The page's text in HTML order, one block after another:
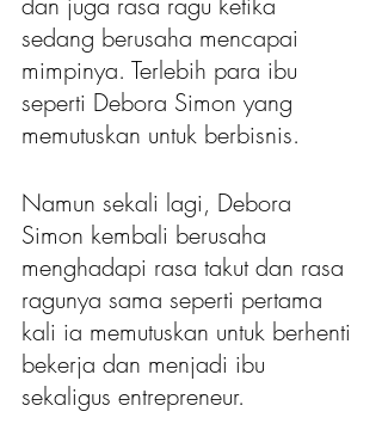
sedang berusaha mencapai
mimpinya. Terlebih para ibu
seperti Debora Simon yang
memutuskan untuk berbisnis.
Namun sekali lagi, Debora
Simon kembali berusaha
menghadapi rasa takut dan rasa
ragunya sama seperti pertama
kali ia memutuskan untuk berhenti
bekerja dan menjadi ibu
sekaligus entrepreneur.